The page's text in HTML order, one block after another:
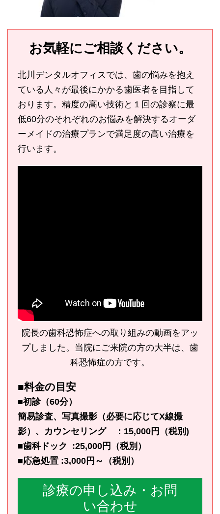
お気軽にご相談ください。
北川デンタルオフィスでは、歯の悩みを抱え
ている人々が最後にかかる歯医者を目指して
おります。精度の高い技術と１回の診察に最
低60分のそれぞれのお悩みを解決するオーダ
ーメイドの治療プランで満足度の高い治療を
行います。
院長の歯科恐怖症への取り組みの動画をアッ
プしました。当院にご来院の方の大半は、歯
科恐怖症の方です。
■料金の目安
■初診（60分）
簡易診査、写真撮影（必要に応じてX線撮
影）、カウンセリング ：15,000円（税別)
■歯科ドック :25,000円（税別）
■応急処置 :3,000円～（税別）
診療の申し込み・お問
い合わせ